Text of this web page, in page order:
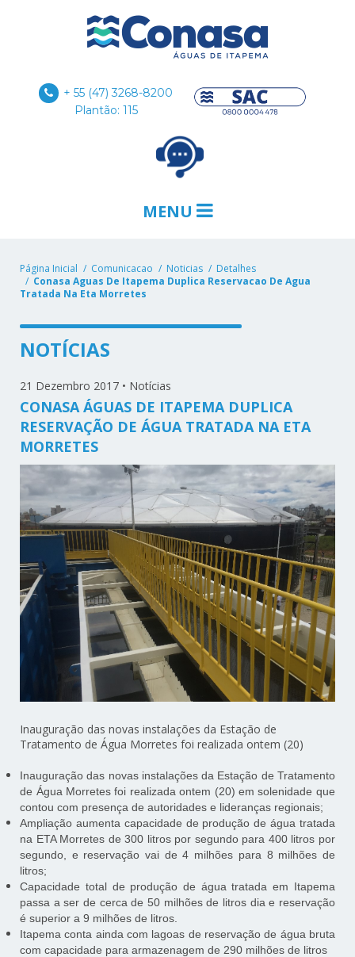
+ 55 (47) 3268-8200
Plantão: 115
MENU
Página Inicial Comunicacao Noticias
Detalhes
Conasa Aguas De Itapema Duplica Reservacao De Agua
Tratada Na Eta Morretes
NOTÍCIAS
21 Dezembro 2017 • Notícias
CONASA ÁGUAS DE ITAPEMA DUPLICA
RESERVAÇÃO DE ÁGUA TRATADA NA ETA
MORRETES
Inauguração das novas instalações da Estação de
Tratamento de Água Morretes foi realizada ontem (20)
Inauguração das novas instalações da Estação de Tratamento
de Água Morretes foi realizada ontem (20) em solenidade que
contou com presença de autoridades e lideranças regionais;
Ampliação aumenta capacidade de produção de água tratada
na ETA Morretes de 300 litros por segundo para 400 litros por
segundo, e reservação vai de 4 milhões para 8 milhões de
litros;
Capacidade total de produção de água tratada em Itapema
passa a ser de cerca de 50 milhões de litros dia e reservação
é superior a 9 milhões de litros.
Itapema conta ainda com lagoas de reservação de água bruta
com capacidade para armazenagem de 290 milhões de litros